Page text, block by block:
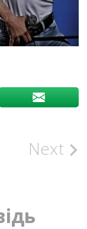
Next